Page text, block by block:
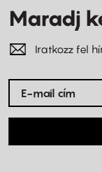
Maradj
Iratkozz fel